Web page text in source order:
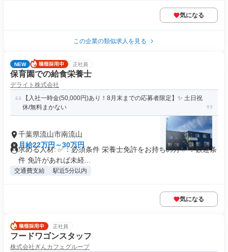
気になる
この企業の類似求人を見る
NEW 正社員
保育園での給食栄養士
デライト株式会社
【入社一時金(50,000円)あり！8月末までの応募者限定】✨ 土日祝
休/無料まかない
千葉県流山市南流山
月給22万円～30万円
求める人材: ✅：必須条件 栄養士免許をお持ちの方 ✅：歓迎条
件 免許があれば未経...
交通費支給 駅近5分以内
気になる
正社員
フードワゴンスタッフ
株式会社ぎんカフェグループ